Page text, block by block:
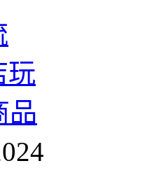
玩